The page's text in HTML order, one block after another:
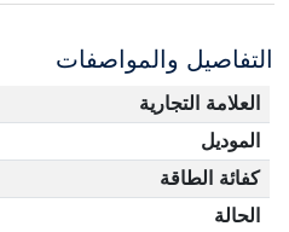
التفاصيل والمواصفات
العلامة التجارية
الموديل
كفائة الطاقة
الحالة